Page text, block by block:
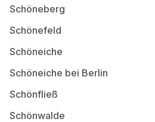
Schöneberg
Schönefeld
Schöneiche
Schöneiche bei Berlin
Schönfließ
Schönwalde